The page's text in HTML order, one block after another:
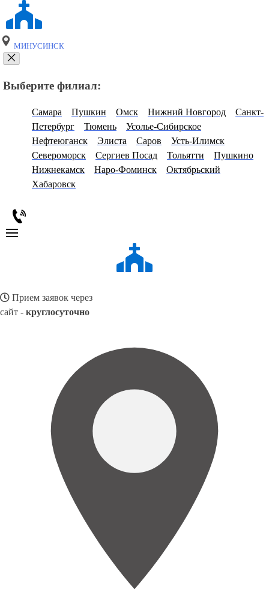
МИНУСИНСК
Выберите филиал:
Самара Пушкин Омск Нижний Новгород
Санкт-
Петербург
Тюмень
Усолье-Сибирское
Нефтеюганск
Элиста Саров
Усть-Илимск
Североморск
Сергиев Посад Тольятти
Пушкино
Нижнекамск
Наро-Фоминск
Октябрьский
Хабаровск
Прием заявок через
сайт - круглосуточно